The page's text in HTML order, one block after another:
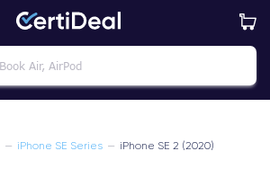
— iPhone SE Series — iPhone SE 2 (2020)